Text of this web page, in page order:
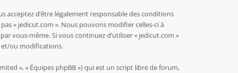
acceptez d’être légalement responsable des conditions
« jedicut.com ». Nous pouvons modifier celles-ci à
vous-même. Si vous continuez d’utiliser « jedicut.com »
et/ou modifications.
», « Équipes phpBB ») qui est un script libre de forum,